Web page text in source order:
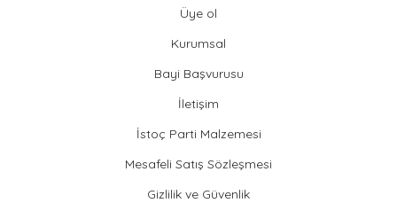
Üye ol
Kurumsal
Bayi Başvurusu
İletişim
İstoç Parti Malzemesi
Mesafeli Satış Sözleşmesi
Gizlilik ve Güvenlik